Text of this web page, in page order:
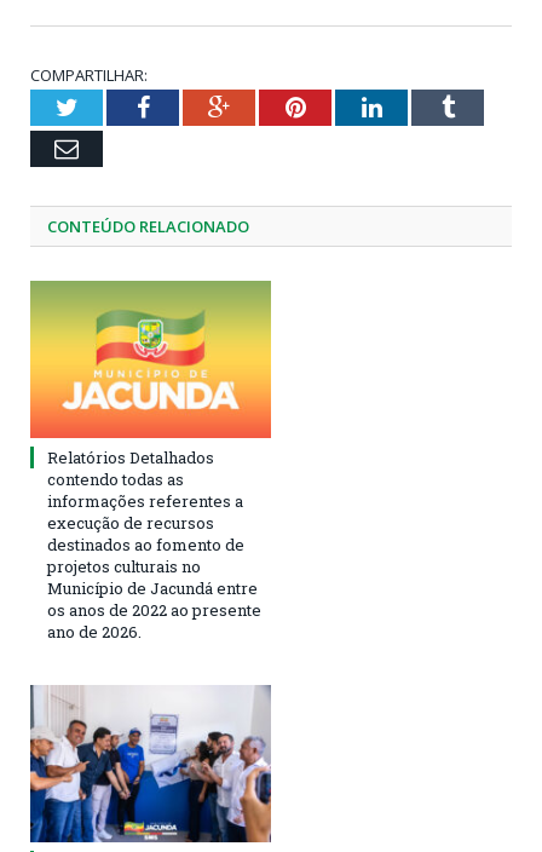
COMPARTILHAR:
TwitterFacebookGoogle+PinterestLinkedInTumblr
Email
CONTEÚDO RELACIONADO
Relatórios Detalhados
contendo todas as
informações referentes a
execução de recursos
destinados ao fomento de
projetos culturais no
Município de Jacundá entre
os anos de 2022 ao presente
ano de 2026.